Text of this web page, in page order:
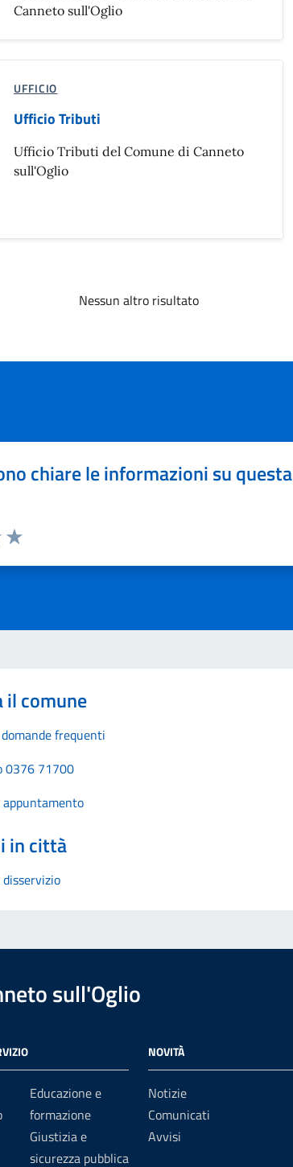
Canneto sull'Oglio
UFFICIO
Ufficio Tributi
Ufficio Tributi del Comune di Canneto
sull'Oglio
Nessun altro risultato
chiare le informazioni su questa
il comune
frequenti
0376 71700
appuntamento
in città
sull'Oglio
Educazione e
formazione
Giustizia e
sicurezza pubblica
NOVITÀ
Notizie
Comunicati
Avvisi